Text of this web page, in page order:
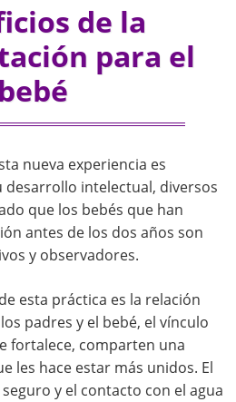
de la
para el
bebé
nueva experiencia es
intelectual, diversos
que los bebés que han
antes de los dos años son
y observadores.
esta práctica es la relación
padres y el bebé, el vínculo
fortalece, comparten una
les hace estar más unidos. El
y el contacto con el agua